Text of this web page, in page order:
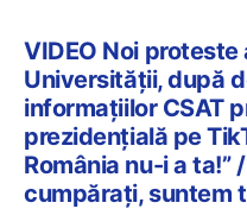
VIDEO Noi
Universității, după
informațiilor CSAT
prezidențială pe
România nu-i a ta!”
cumpărați, suntem